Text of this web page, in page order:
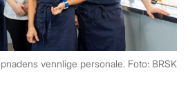
vennlige personale. Foto: BRSK